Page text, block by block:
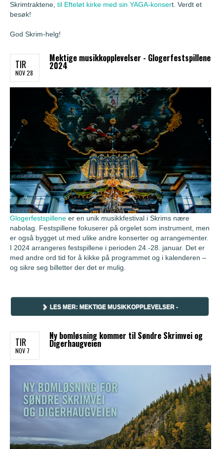
Skrimtraktene, til Efteløt kirke med sin YAGA-konsert. Verdt et
besøk!
God Skrim-helg!
TIR
NOV 28
Mektige musikkopplevelser - Glogerfestspillene
2024
Glogerfestspillene er en unik musikkfestival i Skrims nære
nabolag. Festspillene fokuserer på orgelet som instrument, men
er også bygget ut med ulike andre konserter og arrangementer.
I 2024 arrangeres festspillene i perioden 24.-28. januar. Det er
med andre ord tid for å kikke på programmet og i kalenderen –
og sikre seg billetter der det er mulig.
LES MER: MEKTIGE MUSIKKOPPLEVELSER -
TIR
NOV 7
Ny bomløsning kommer til Søndre Skrimvei og
Digerhaugveien